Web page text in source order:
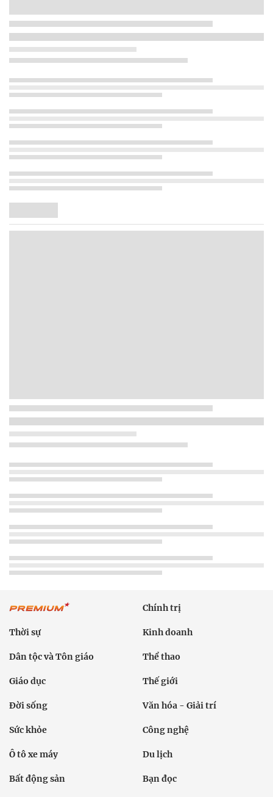
Chính trị
Thời sự Kinh doanh
Dân tộc và Tôn giáo Thể thao
Giáo dục Thế giới
Đời sống Văn hóa - Giải trí
Sức khỏe Công nghệ
Ô tô xe máy Du lịch
Bất động sản Bạn đọc